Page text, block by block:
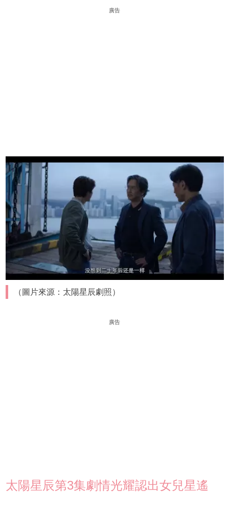
廣告
（圖片來源：太陽星辰劇照）
廣告
太陽星辰第3集劇情光耀認出女兒星遙